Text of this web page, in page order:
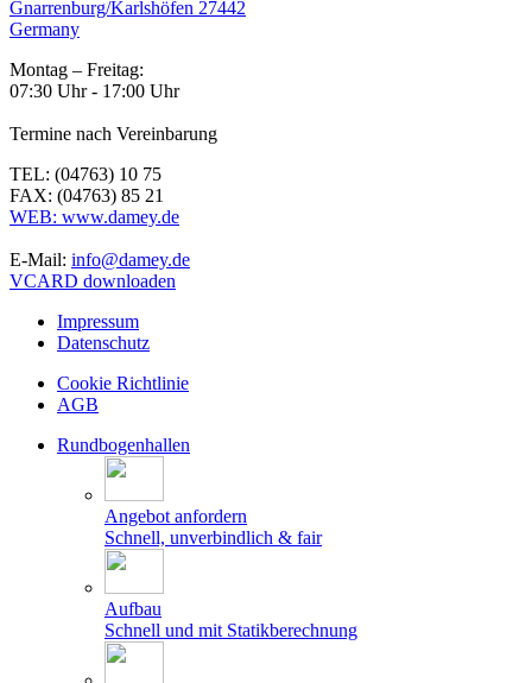
Gnarrenburg/Karlshöfen 27442
Germany
Montag – Freitag:
07:30 Uhr - 17:00 Uhr
Termine nach Vereinbarung
TEL: (04763) 10 75
FAX: (04763) 85 21
WEB: www.damey.de
E-Mail: info@damey.de
VCARD downloaden
Impressum
Datenschutz
Cookie Richtlinie
AGB
Rundbogenhallen
Angebot anfordern
Schnell, unverbindlich & fair
Aufbau
Schnell und mit Statikberechnung